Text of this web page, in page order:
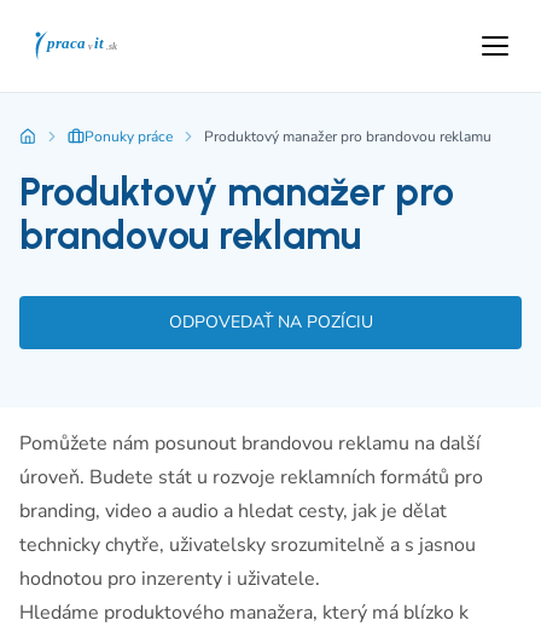
Ponuky práce Produktový manažer pro brandovou reklamu
Produktový manažer pro
brandovou reklamu
ODPOVEDAŤ NA POZÍCIU
Pomůžete nám posunout brandovou reklamu na další
úroveň. Budete stát u rozvoje reklamních formátů pro
branding, video a audio a hledat cesty, jak je dělat
technicky chytře, uživatelsky srozumitelně a s jasnou
hodnotou pro inzerenty i uživatele.
Hledáme produktového manažera, který má blízko k